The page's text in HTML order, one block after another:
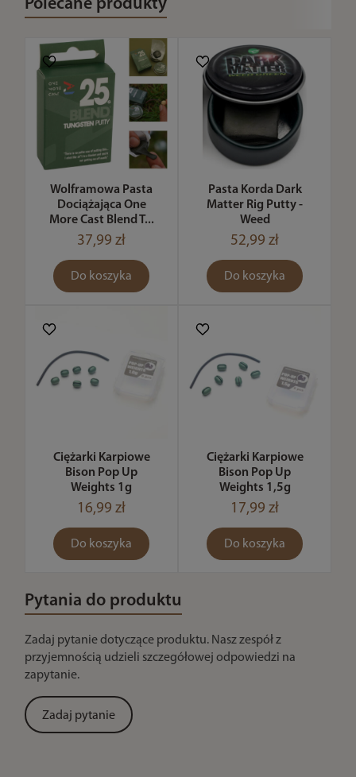
Polecane produkty
Wolframowa Pasta
Dociążająca One
More Cast Blend T...
37,99 zł
Do koszyka
Pasta Korda Dark
Matter Rig Putty -
Weed
52,99 zł
Do koszyka
Ciężarki Karpiowe
Bison Pop Up
Weights 1g
16,99 zł
Do koszyka
Ciężarki Karpiowe
Bison Pop Up
Weights 1,5g
17,99 zł
Do koszyka
Pytania do produktu
Zadaj pytanie dotyczące produktu. Nasz zespół z
przyjemnością udzieli szczegółowej odpowiedzi na
zapytanie.
Zadaj pytanie